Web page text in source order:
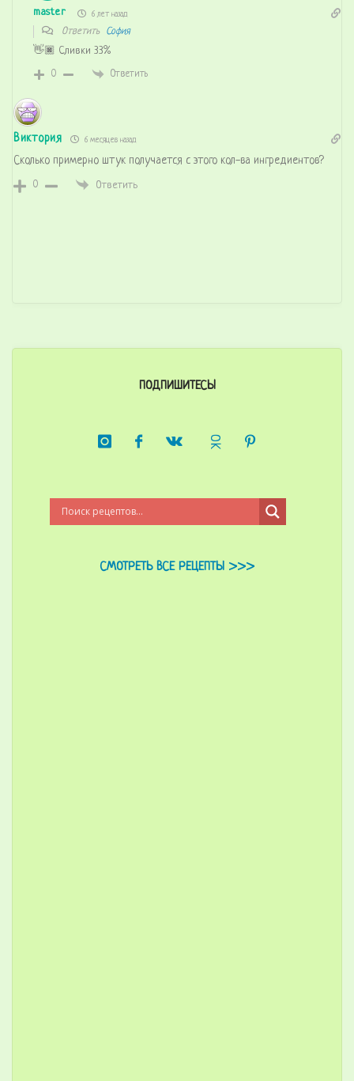
master 6 лет назад
Ответить София
👋🏿 Сливки 33%
0 Ответить
Виктория 6 месяцев назад
Сколько примерно штук получается с этого кол-ва ингредиентов?
0 Ответить
ПОДПИШИТЕСЬ!
СМОТРЕТЬ ВСЕ РЕЦЕПТЫ >>>